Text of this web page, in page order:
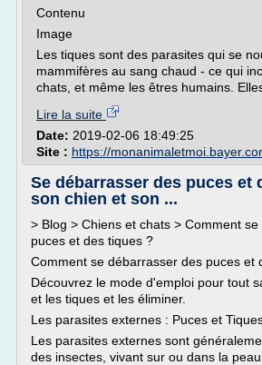
Contenu
Image
Les tiques sont des parasites qui se
mammifères au sang chaud - ce qui
chats, et même les êtres humains.
Lire la suite
Date: 2019-02-06 18:49:25
Site : https://
Se débarrasser des puces et
son chien et son ...
> Blog > Chiens et chats > Comment
puces et des tiques ?
Comment se débarrasser des puces et
Découvrez le mode d'emploi pour tout
et les tiques et les éliminer.
Les parasites externes : Puces et
Les parasites externes sont
des insectes, vivant sur ou dans la